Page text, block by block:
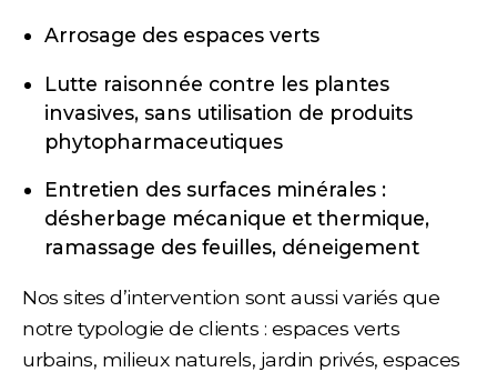
Arrosage des espaces verts
Lutte raisonnée contre les plantes
invasives, sans utilisation de produits
phytopharmaceutiques
Entretien des surfaces minérales :
désherbage mécanique et thermique,
ramassage des feuilles, déneigement
Nos sites d’intervention sont aussi variés que
notre typologie de clients : espaces verts
urbains, milieux naturels, jardin privés, espaces